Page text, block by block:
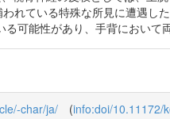
れている特殊な所見に遭遇し
可能性があり、手背において
char/ja/ (info:doi/10.11172/